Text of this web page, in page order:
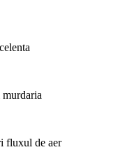
fluxul de aer